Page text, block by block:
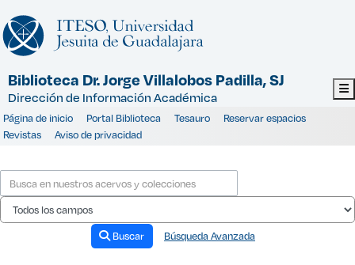
Biblioteca Dr. Jorge Villalobos Padilla, SJ
Dirección de Información Académica
Página de inicio Portal Biblioteca Tesauro
Reservar espacios
Revistas
Aviso de privacidad
Buscar Búsqueda Avanzada